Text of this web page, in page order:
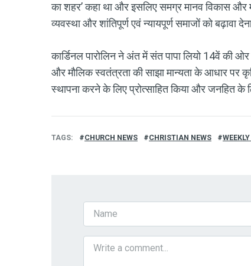
का शहर’ कहा था और इसलिए समग्र मानव विकास और
व्यवस्था और शांतिपूर्ण एवं न्यायपूर्ण समाजों को बढ़ावा
कार्डिनल पारोलिन ने अंत में संत पापा लियो 14वें की
और मौलिक स्वतंत्रता की साझा मान्यता के आधार पर
स्थापना करने के लिए प्रोत्साहित किया और जनहित के
TAGS CHURCH NEWS CHRISTIAN NEWS